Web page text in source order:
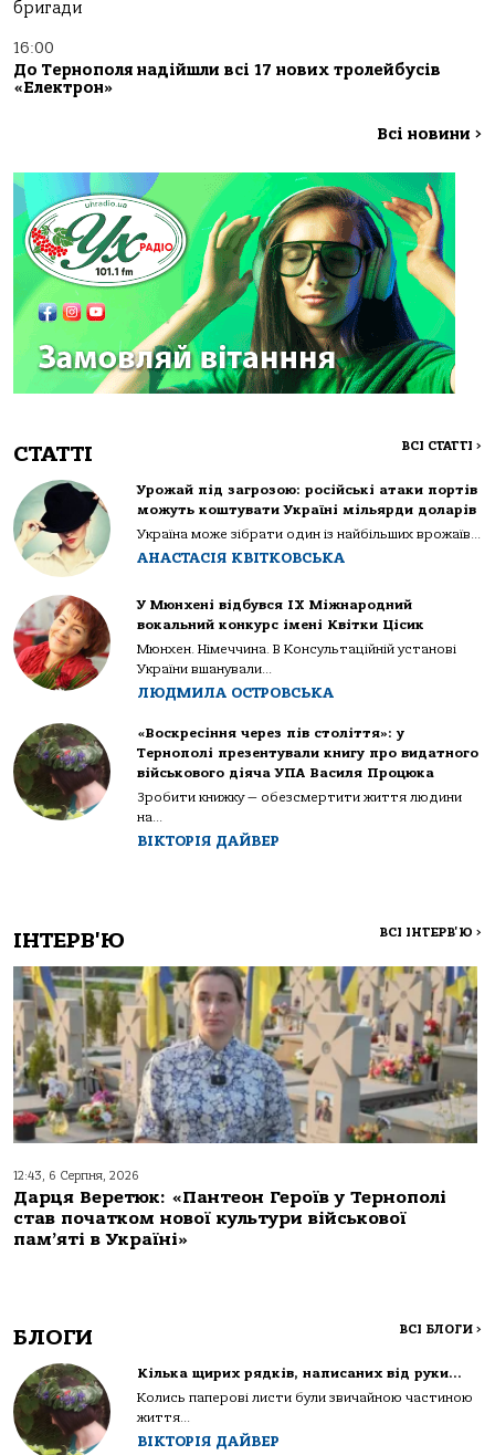
бригади
16:00
До Тернополя надійшли всі 17 нових тролейбусів
«Електрон»
Всі новини >
СТАТТІ ВСІ СТАТТІ >
Урожай під загрозою: російські атаки портів
можуть коштувати Україні мільярди доларів
Україна може зібрати один із найбільших врожаїв...
АНАСТАСІЯ КВІТКОВСЬКА
У Мюнхені відбувся IX Міжнародний
вокальний конкурс імені Квітки Цісик
Мюнхен. Німеччина. В Консультаційній установі
України вшанували...
ЛЮДМИЛА ОСТРОВСЬКА
«Воскресіння через пів століття»: у
Тернополі презентували книгу про видатного
військового діяча УПА Василя Процюка
Зробити книжку — обезсмертити життя людини
на...
ВІКТОРІЯ ДАЙВЕР
ІНТЕРВ'Ю ВСІ ІНТЕРВ'Ю >
12:43, 6 Серпня, 2026
Дарця Веретюк: «Пантеон Героїв у Тернополі
став початком нової культури військової
пам’яті в Україні»
БЛОГИ ВСІ БЛОГИ >
Кілька щирих рядків, написаних від руки…
Колись паперові листи були звичайною частиною
життя...
ВІКТОРІЯ ДАЙВЕР